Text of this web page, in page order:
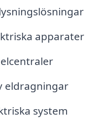
apparater
eldragningar
system